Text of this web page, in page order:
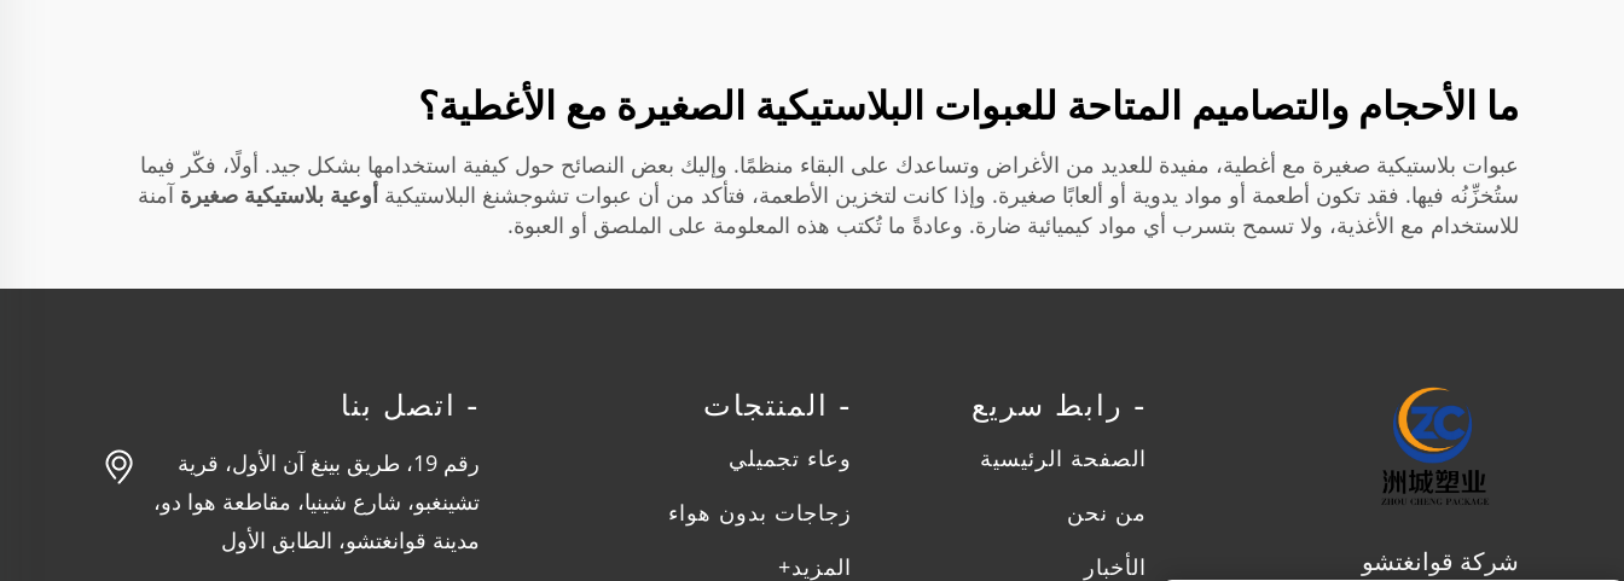
ما الأحجام والتصاميم المتاحة للعبوات البلاستيكية الصغيرة مع الأغطية؟
عبوات بلاستيكية صغيرة مع أغطية، مفيدة للعديد من الأغراض وتساعدك على البقاء منظمًا. وإليك بعض النصائح حول كيفية استخدامها بشكل جيد. أولًا، فكّر فيما
ستُخزِّنُه فيها. فقد تكون أطعمة أو مواد يدوية أو ألعابًا صغيرة. وإذا كانت لتخزين الأطعمة، فتأكد من أن عبوات تشوجشنغ البلاستيكية أوعية بلاستيكية صغيرةآمنة
للاستخدام مع الأغذية، ولا تسمح بتسرب أي مواد كيميائية ضارة. وعادةً ما تُكتب هذه المعلومة على الملصق أو العبوة.
شركة قوانغتشو
- رابط سريع
الصفحة الرئيسية
من نحن
الأخبار
- المنتجات
وعاء تجميلي
زجاجات بدون هواء
المزيد+
- اتصل بنا
رقم 19، طريق بينغ آن الأول، قرية
تشينغبو، شارع شينيا، مقاطعة هوا دو،
مدينة قوانغتشو، الطابق الأول